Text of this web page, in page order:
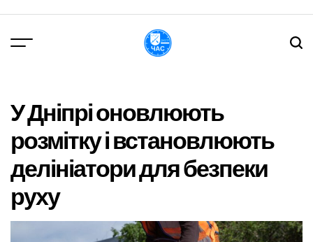
вмісту
У Дніпрі оновлюють
розмітку і встановлюють
делініатори для безпеки
руху